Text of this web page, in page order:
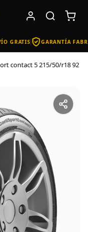
GRATIS GARANTÍA
contact 5 215/50/r18 92